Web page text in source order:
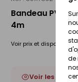
de
Bandeau PVC
4m
Voir prix et
Voir les 17